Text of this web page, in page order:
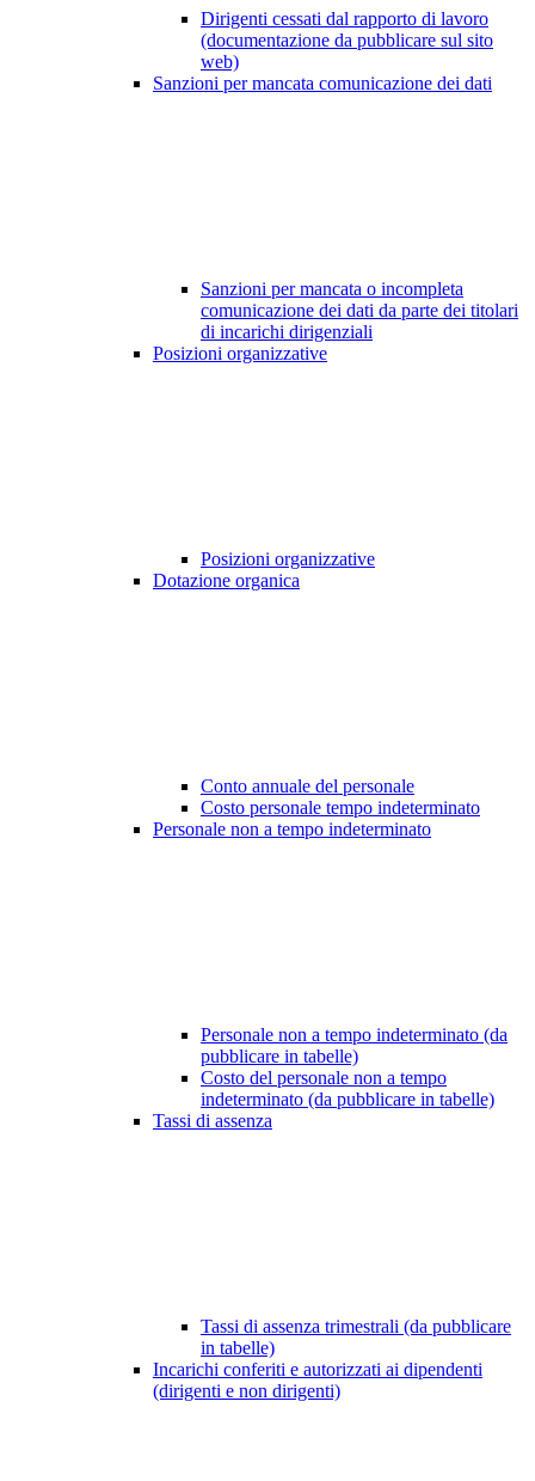
Dirigenti cessati dal rapporto di lavoro
(documentazione da pubblicare sul sito
web)
Sanzioni per mancata comunicazione dei dati
Sanzioni per mancata o incompleta
comunicazione dei dati da parte dei titolari
di incarichi dirigenziali
Posizioni organizzative
Posizioni organizzative
Dotazione organica
Conto annuale del personale
Costo personale tempo indeterminato
Personale non a tempo indeterminato
Personale non a tempo indeterminato (da
pubblicare in tabelle)
Costo del personale non a tempo
indeterminato (da pubblicare in tabelle)
Tassi di assenza
Tassi di assenza trimestrali (da pubblicare
in tabelle)
Incarichi conferiti e autorizzati ai dipendenti
(dirigenti e non dirigenti)